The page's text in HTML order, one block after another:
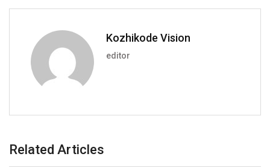
Kozhikode Vision
editor
Related Articles